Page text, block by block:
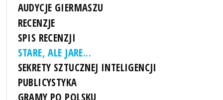
AUDYCJE GIERMASZU
RECENZJE
SPIS RECENZJI
STARE, ALE JARE...
SEKRETY SZTUCZNEJ INTELIGENCJI
PUBLICYSTYKA
GRAMY PO POLSKU